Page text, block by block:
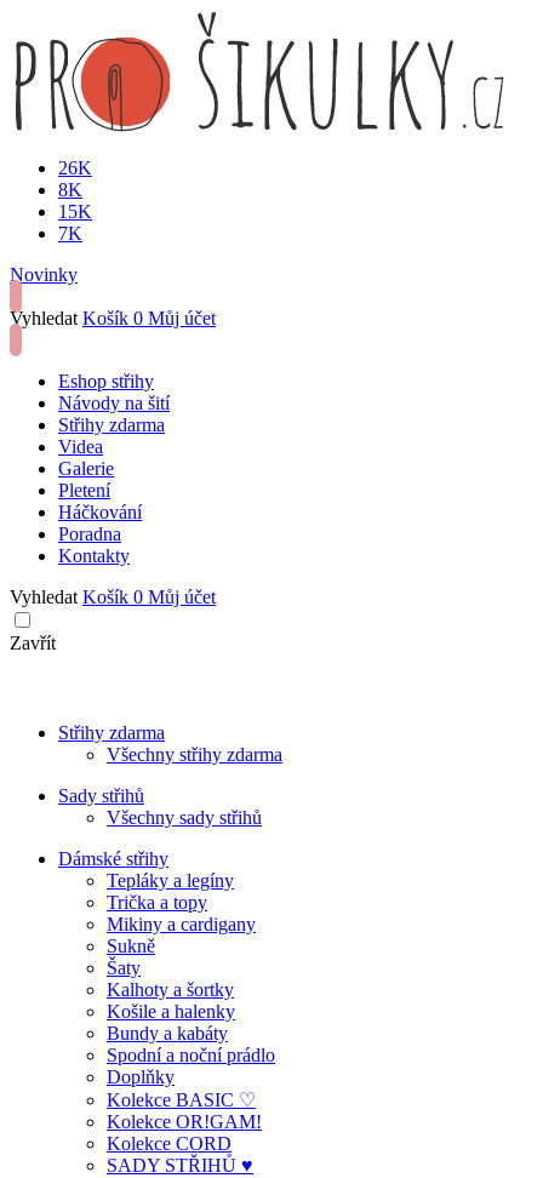
26K
8K
15K
7K
Novinky
Vyhledat Košík 0 Můj účet
Eshop střihy
Návody na šití
Střihy zdarma
Videa
Galerie
Pletení
Háčkování
Poradna
Kontakty
Vyhledat Košík 0 Můj účet
Zavřít
Střihy zdarma
Všechny střihy zdarma
Sady střihů
Všechny sady střihů
Dámské střihy
Tepláky a legíny
Trička a topy
Mikiny a cardigany
Sukně
Šaty
Kalhoty a šortky
Košile a halenky
Bundy a kabáty
Spodní a noční prádlo
Doplňky
Kolekce BASIC ♡
Kolekce OR!GAM!
Kolekce CORD
SADY STŘIHŮ ♥